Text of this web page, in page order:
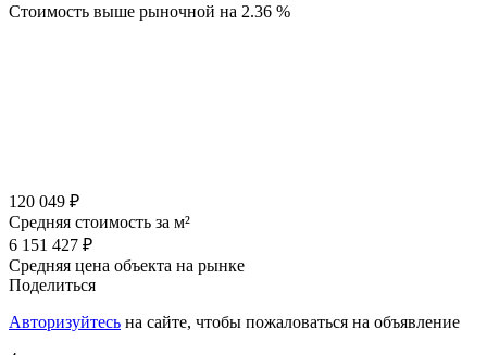
Стоимость выше рыночной на 2.36 %
120 049 ₽
Средняя стоимость за м²
6 151 427 ₽
Средняя цена объекта на рынке
Поделиться
Авторизуйтесь на сайте, чтобы пожаловаться на объявление